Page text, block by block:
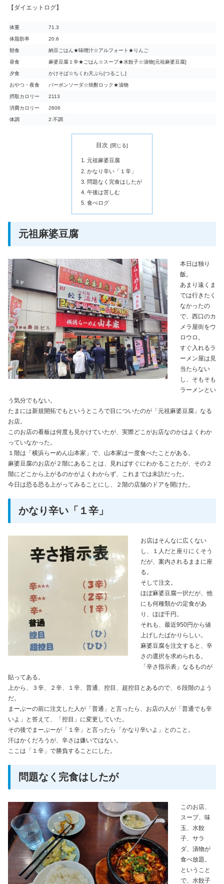
【ダイエットログ】
体重 71.3
体脂肪率 20.6
朝食 納豆ごはん★味噌汁☆アルフォート★りんご
昼食 麻婆豆腐１辛★ごはん☆スープ★水餃子☆漬物[元祖麻婆豆腐]
夕食 かけそば☆ちくわ天ぷら[つるこし]
おやつ・夜食 バーボンソーダ☆焼酎ロック★漬物
摂取カロリー 2113
消費カロリー 2606
体調 2:不調
目次
元祖麻婆豆腐
かなり辛い「１辛」
問題なく完食はしたが
午後は苦しむ
食べログ
元祖麻婆豆腐
本日は独り
飯。
あまり遠くま
では行きたく
なかったの
で、西口のカ
メラ屋街をウ
ロウロ。
すぐ入れるラ
ーメン屋は見
当たらない
し、そもそも
ラーメンとい
う気分でもない。
たまには新規開拓でもというところで目についたのが「元祖麻婆豆腐」なる
お店。
このお店の看板は何度も見かけていたが、実際どこがお店なのかはよくわか
っていなかった。
１階は「横浜らーめん山本家」で、山本家は一度食べたことがある。
麻婆豆腐のお店が２階にあることは、見ればすぐにわかることたが、その２
階にどこから上がるのかがよくわからず、これまでは未訪だった。
今日は恐る恐る上がってみることにし、２階の店舗のドアを開けた。
かなり辛い「１辛」
お店はそんなに広くない
し、１人だと座りにくそう
だが、案内されるままに座
る。
そして注文。
ほぼ麻婆豆腐一択だが、他
にも何種類かの定食があ
り、ほぼ千円。
それも、最近950円から値
上げしたばかりらしい。
麻婆豆腐を注文すると、辛
さの選択を求められる。
「辛さ指示表」なるものが
貼ってある。
上から、３辛、２辛、１辛、普通、控目、超控目とあるので、６段階のよう
だ。
まーぶーの前に注文した人が「普通」と言ったら、お店の人が「普通でも辛
いよ」と答えて、「控目」に変更していた。
その後でまーぶーが「１辛」と言ったら「かなり辛いよ」とのこと。
汗はかくだろうが、辛さは嫌いではない。
ここは「１辛」で勝負することにした。
問題なく完食はしたが
このお店、
スープ、味
玉、水餃
子、サラ
ダ、漬物が
食べ放題。
ということ
で、水餃子